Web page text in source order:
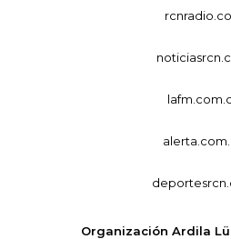
Organización Ardila